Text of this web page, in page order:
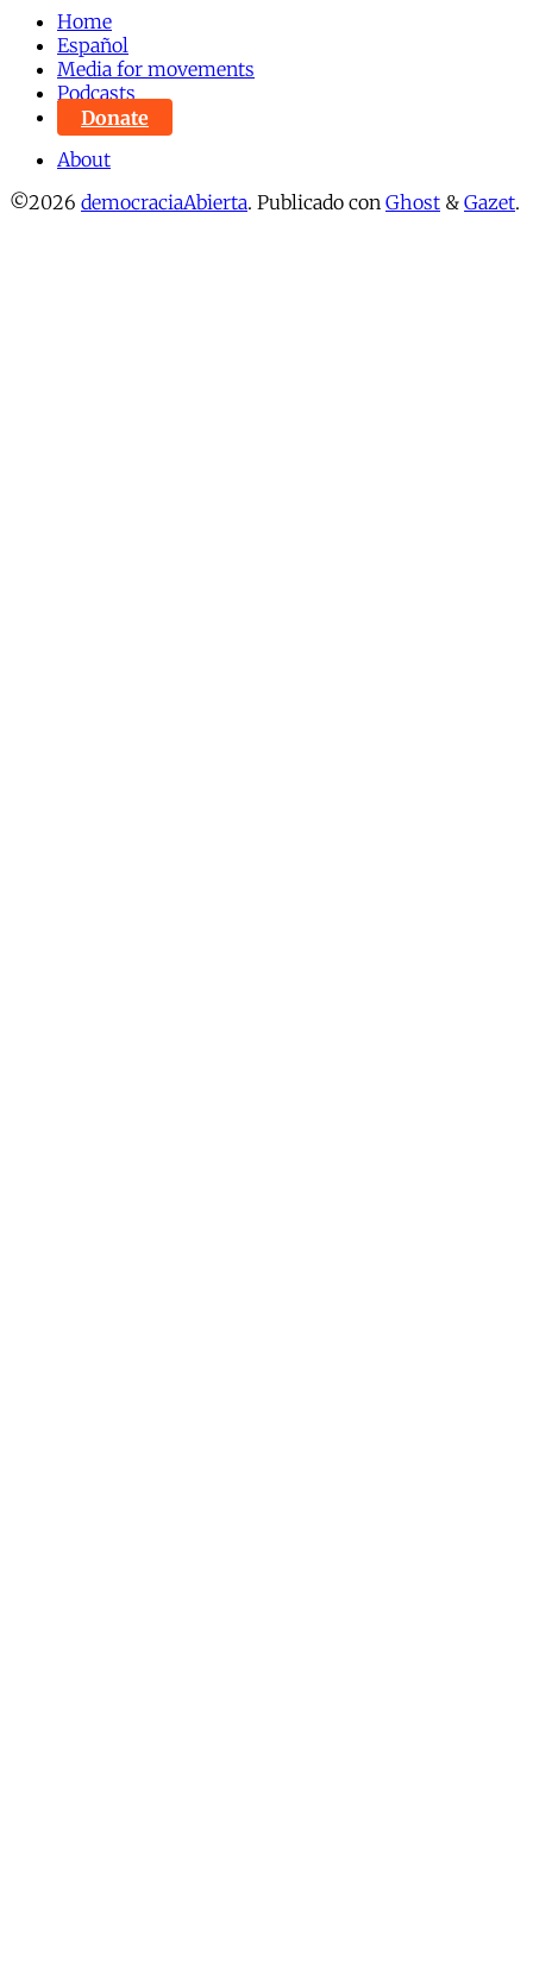
Home
Español
Media for movements
Podcasts
Donate
About
©2026 democraciaAbierta. Publicado con Ghost & Gazet.